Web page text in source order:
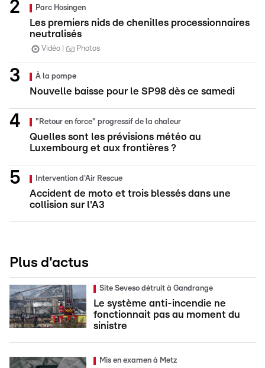
Parc Hosingen
Les premiers nids de chenilles processionnaires
neutralisés
Vidéo Photos
À la pompe
Nouvelle baisse pour le SP98 dès ce samedi
"Retour en force" progressif de la chaleur
Quelles sont les prévisions météo au
Luxembourg et aux frontières ?
Intervention d'Air Rescue
Accident de moto et trois blessés dans une
collision sur l'A3
Plus d'actus
Site Seveso détruit à Gandrange
Le système anti-incendie ne
fonctionnait pas au moment du
sinistre
Mis en examen à Metz